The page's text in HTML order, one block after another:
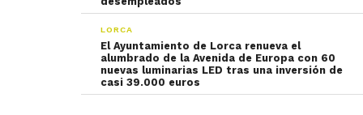
LORCA
El Ayuntamiento de Lorca renueva el
alumbrado de la Avenida de Europa con 60
nuevas luminarias LED tras una inversión de
casi 39.000 euros